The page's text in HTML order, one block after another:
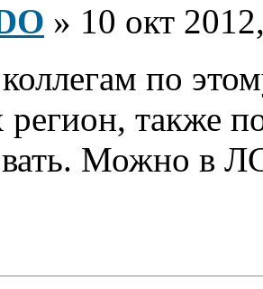
» 10 окт
по
также
Можно в